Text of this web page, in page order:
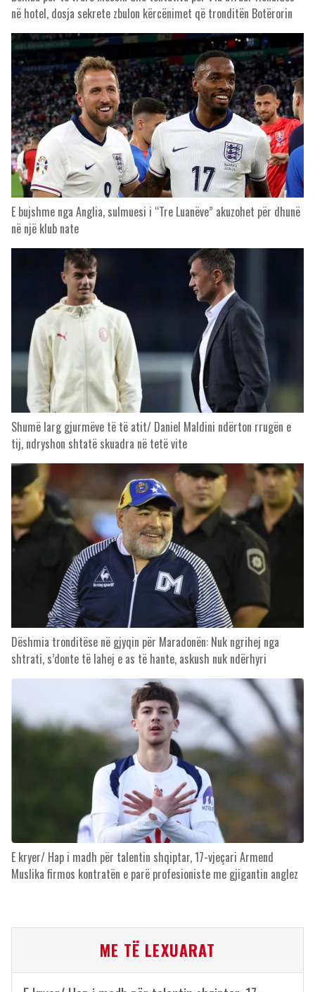
në hotel, dosja sekrete zbulon kërcënimet që tronditën Botërorin
E bujshme nga Anglia, sulmuesi i “Tre Luanëve” akuzohet për dhunë
në një klub nate
Shumë larg gjurmëve të të atit/ Daniel Maldini ndërton rrugën e
tij, ndryshon shtatë skuadra në tetë vite
Dëshmia tronditëse në gjyqin për Maradonën: Nuk ngrihej nga
shtrati, s’donte të lahej e as të hante, askush nuk ndërhyri
E kryer/ Hap i madh për talentin shqiptar, 17-vjeçari Armend
Muslika firmos kontratën e parë profesioniste me gjigantin anglez
ME TË LEXUARAT